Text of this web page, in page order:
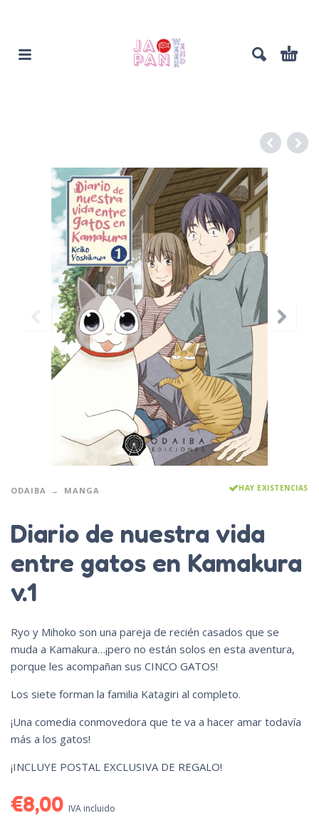
ODAIBA MANGA HAY EXISTENCIAS
Diario de nuestra vida
entre gatos en Kamakura
v.1
Ryo y Mihoko son una pareja de recién casados que se
muda a Kamakura…¡pero no están solos en esta aventura,
porque les acompañan sus CINCO GATOS!
Los siete forman la familia Katagiri al completo.
¡Una comedia conmovedora que te va a hacer amar todavía
más a los gatos!
¡INCLUYE POSTAL EXCLUSIVA DE REGALO!
€8,00 IVA incluido